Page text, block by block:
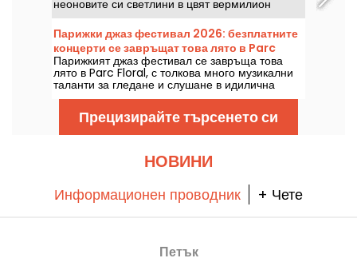
неоновите си светлини в цвят вермилион
улицата на коменданта Mouchotte. Вътре ви
очакват джаз и добра храна....
Парижки джаз фестивал 2026: безплатните
концерти се завръщат това лято в Parc
Floral, програмата
Парижкият джаз фестивал се завръща това
лято в Parc Floral, с толкова много музикални
таланти за гледане и слушане в идилична
околна среда. Ето програмата на безплатните
концерти, които може да откриете от 24 юни
до 6 септември 2026 г.
Прецизирайте търсенето си
НОВИНИ
Информационен проводник + Чете
Петък